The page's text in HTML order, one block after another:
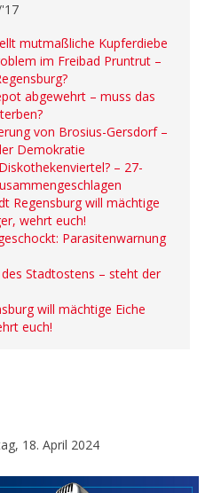
mutmaßliche Kupferdiebe
im Freibad Pruntrut –
abgewehrt – muss das
von Brosius-Gersdorf –
Demokratie
– 27-
Regensburg will mächtige
wehrt euch!
Parasitenwarnung
Stadtostens – steht der
will mächtige Eiche
euch!
18. April 2024
- Anzeige -